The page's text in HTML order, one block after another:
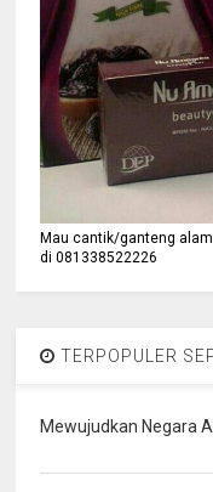
Mau cantik/ganteng
di 081338522226
TERPOPULER
Mewujudkan Negara